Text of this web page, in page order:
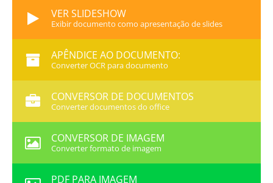
VER SLIDESHOW
Exibir documento como apresentação de slides
APÊNDICE AO DOCUMENTO:
Converter OCR para documento
CONVERSOR DE DOCUMENTOS
Converter documentos do office
CONVERSOR DE IMAGEM
Converter formato de imagem
PDF PARA IMAGEM